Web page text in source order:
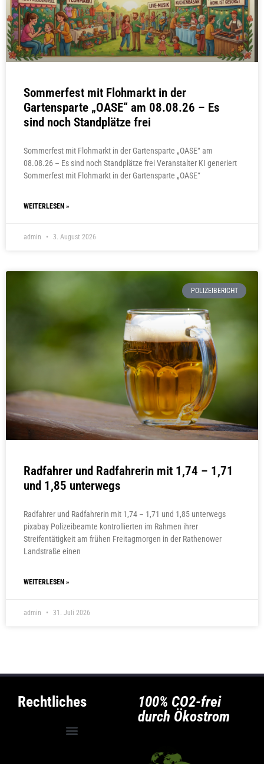
Sommerfest mit Flohmarkt in der
Gartensparte „OASE“ am 08.08.26 – Es
sind noch Standplätze frei
Sommerfest mit Flohmarkt in der Gartensparte „OASE“ am
08.08.26 – Es sind noch Standplätze frei Veranstalter KI generiert
Sommerfest mit Flohmarkt in der Gartensparte „OASE“
WEITERLESEN »
admin 3. August 2026
POLIZEIBERICHT
Radfahrer und Radfahrerin mit 1,74 – 1,71
und 1,85 unterwegs
Radfahrer und Radfahrerin mit 1,74 – 1,71 und 1,85 unterwegs
pixabay Polizeibeamte kontrollierten im Rahmen ihrer
Streifentätigkeit am frühen Freitagmorgen in der Rathenower
Landstraße einen
WEITERLESEN »
admin 31. Juli 2026
Rechtliches
100% CO2-frei
durch Ökostrom